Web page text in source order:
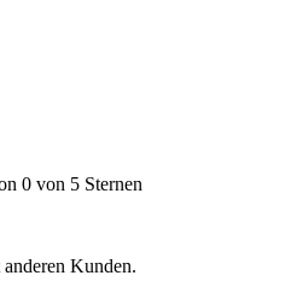
0 von 5 Sternen
Kunden.